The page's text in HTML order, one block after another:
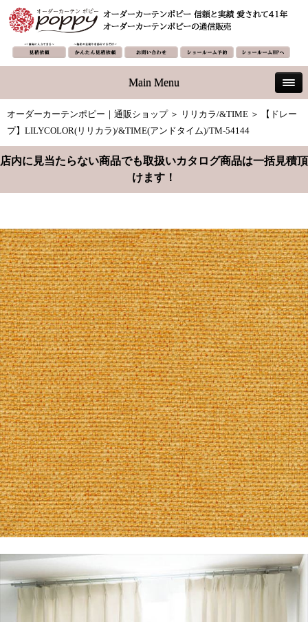
Main Menu
オーダーカーテンポピー｜通販ショップ＞ リリカラ/&TIME ＞ 【ドレー
プ】LILYCOLOR(リリカラ)/&TIME(アンドタイム)/TM-54144
店内に見当たらない商品でも取扱いカタログ商品は一括見積頂
けます！